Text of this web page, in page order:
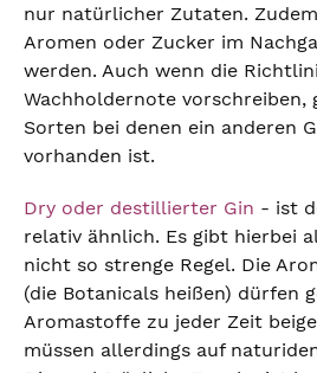
nur natürlicher Zutaten.
Aromen oder Zucker im
werden. Auch wenn die
Wachholdernote vorschreiben,
Sorten bei denen ein anderen
vorhanden ist.
Dry oder destillierter Gin - ist
relativ ähnlich. Es gibt hierbei
nicht so strenge Regel. Die
(die Botanicals heißen) dürfen
Aromastoffe zu jeder Zeit
müssen allerdings auf